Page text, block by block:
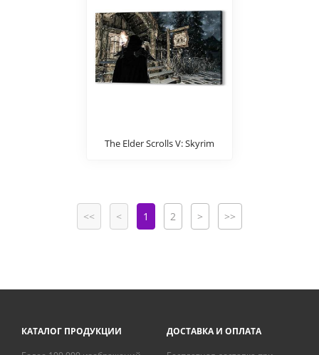
The Elder Scrolls V: Skyrim
<< < 1 2 > >>
КАТАЛОГ ПРОДУКЦИИ
ДОСТАВКА И ОПЛАТА